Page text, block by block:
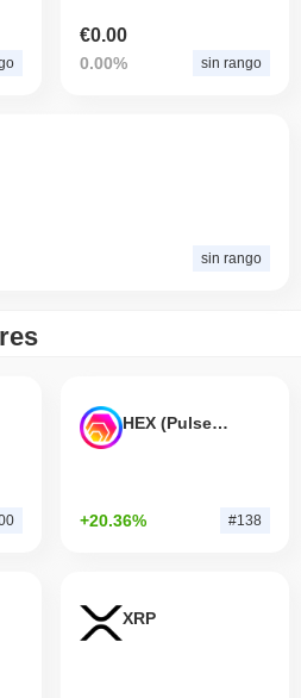
€0.00
0.00% sin rango
sin rango
HEX (Pulsechain)
+20.36% #138
XRP